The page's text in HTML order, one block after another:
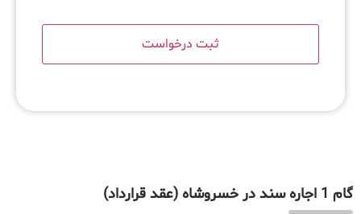
گام 1 اجاره سند در خسروشاه (عقد قرارداد)